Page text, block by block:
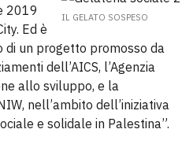
IL GELATO SOSPESO
2019
Ed è
di un progetto promosso da
dell’AICS, l’Agenzia
allo sviluppo, e la
nell’ambito dell’iniziativa
e solidale in Palestina”.